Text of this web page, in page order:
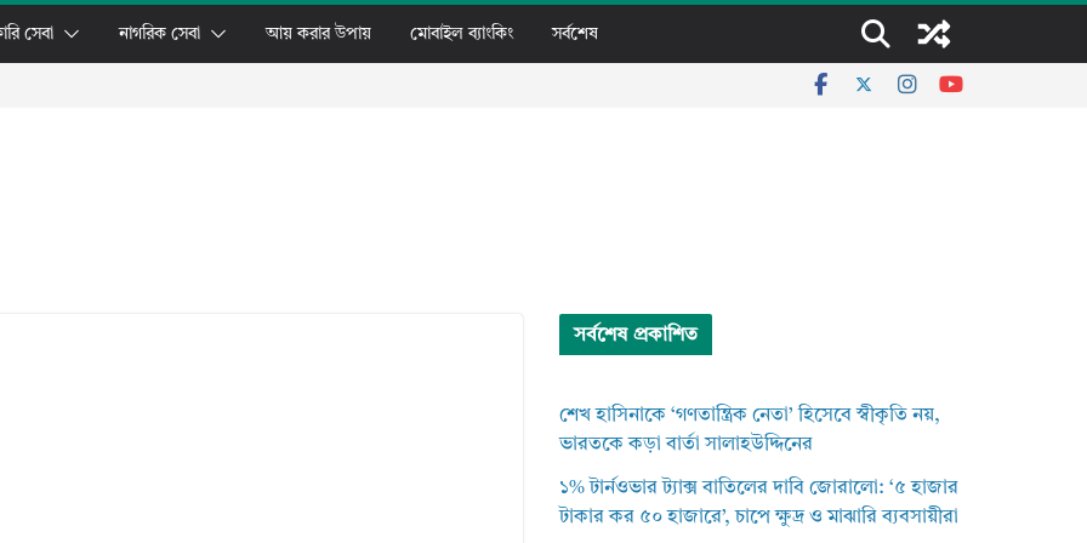
সেবা নাগরিক সেবা আয় করার উপায় মোবাইল ব্যাংকিং সর্বশেষ
সর্বশেষ প্রকাশিত
শেখ হাসিনাকে ‘গণতান্ত্রিক নেতা’ হিসেবে স্বীকৃতি নয়,
ভারতকে কড়া বার্তা সালাহউদ্দিনের
১% টার্নওভার ট্যাক্স বাতিলের দাবি জোরালো: ‘৫ হাজার
টাকার কর ৫০ হাজারে’, চাপে ক্ষুদ্র ও মাঝারি ব্যবসায়ীরা